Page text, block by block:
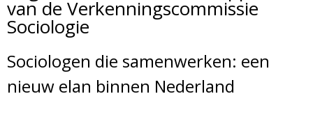
i
o
l
d
e
n
van de Verkenningscommissie
Sociologie
Sociologen die samenwerken: een
nieuw elan binnen Nederland